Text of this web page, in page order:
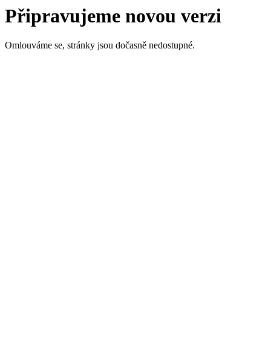
Připravujeme novou verzi
Omlouváme se, stránky jsou dočasně nedostupné.